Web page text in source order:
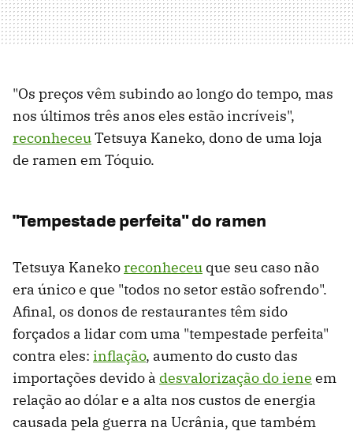
"Os preços vêm subindo ao longo do tempo, mas
nos últimos três anos eles estão incríveis",
reconheceuTetsuya Kaneko, dono de uma loja
de ramen em Tóquio.
"Tempestade perfeita" do ramen
Tetsuya Kanekoreconheceu que seu caso não
era único e que "todos no setor estão sofrendo".
Afinal, os donos de restaurantes têm sido
forçados a lidar com uma "tempestade perfeita"
contra eles: inflação, aumento do custo das
importações devido à desvalorização do iene em
relação ao dólar e a alta nos custos de energia
causada pela guerra na Ucrânia, que também